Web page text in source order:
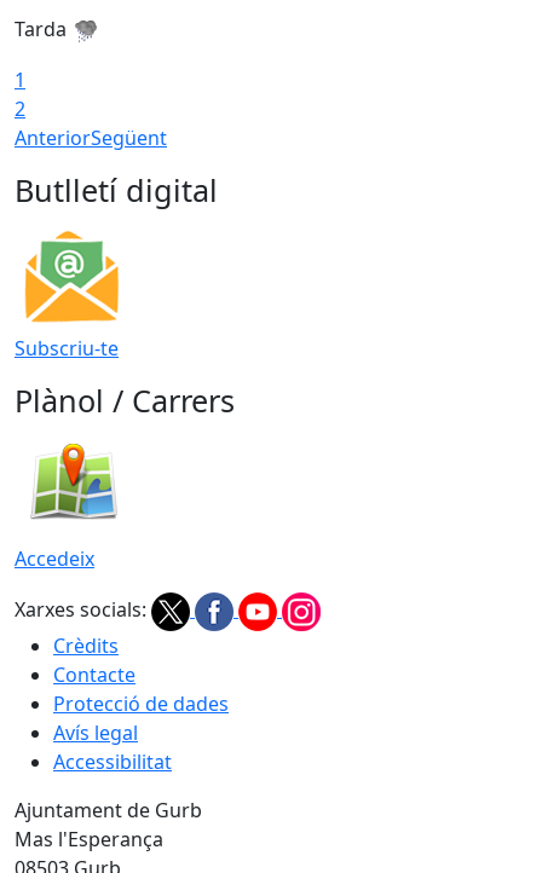
Tarda
1
2
AnteriorSegüent
Butlletí digital
Subscriu-te
Plànol / Carrers
Accedeix
Xarxes socials:
Crèdits
Contacte
Protecció de dades
Avís legal
Accessibilitat
Ajuntament de Gurb
Mas l'Esperança